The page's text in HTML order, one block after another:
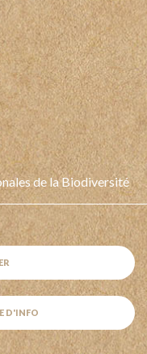
de la Biodiversité
D'INFO